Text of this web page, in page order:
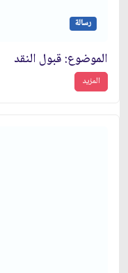
رسالة
الموضوع: قبول النقد
المزيد